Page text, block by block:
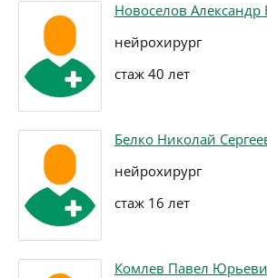
Новоселов
нейрохирург
стаж 40 лет
Белко Николай
нейрохирург
стаж 16 лет
Комлев Павел